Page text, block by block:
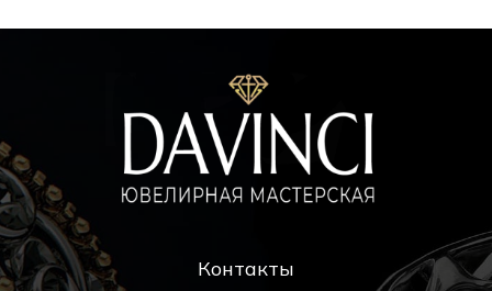
Контакты